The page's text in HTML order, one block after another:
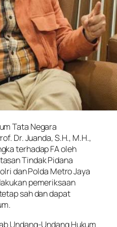
Tata Negara
Dr. Juanda, S.H., M.H.,
terhadap FA oleh
Tindak Pidana
dan Polda Metro Jaya
pemeriksaan
sah dan dapat
Undang-Undang Hukum